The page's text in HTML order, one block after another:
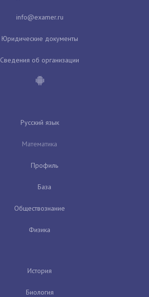
Юридические документы
Сведения об организации
Русский язык
Математика
Профиль
База
Обществознание
Физика
История
Биология